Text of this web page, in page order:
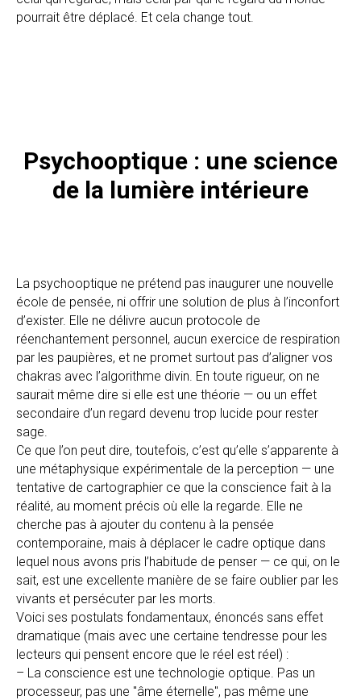
pourrait être déplacé. Et cela change tout.
Psychooptique : une science
de la lumière intérieure
La psychooptique ne prétend pas inaugurer une nouvelle
école de pensée, ni offrir une solution de plus à l’inconfort
d’exister. Elle ne délivre aucun protocole de
réenchantement personnel, aucun exercice de respiration
par les paupières, et ne promet surtout pas d’aligner vos
chakras avec l’algorithme divin. En toute rigueur, on ne
saurait même dire si elle est une théorie — ou un effet
secondaire d’un regard devenu trop lucide pour rester
sage.
Ce que l’on peut dire, toutefois, c’est qu’elle s’apparente à
une métaphysique expérimentale de la perception — une
tentative de cartographier ce que la conscience fait à la
réalité, au moment précis où elle la regarde. Elle ne
cherche pas à ajouter du contenu à la pensée
contemporaine, mais à déplacer le cadre optique dans
lequel nous avons pris l’habitude de penser — ce qui, on le
sait, est une excellente manière de se faire oublier par les
vivants et persécuter par les morts.
Voici ses postulats fondamentaux, énoncés sans effet
dramatique (mais avec une certaine tendresse pour les
lecteurs qui pensent encore que le réel est réel) :
– La conscience est une technologie optique. Pas un
processeur, pas une "âme éternelle", pas même une